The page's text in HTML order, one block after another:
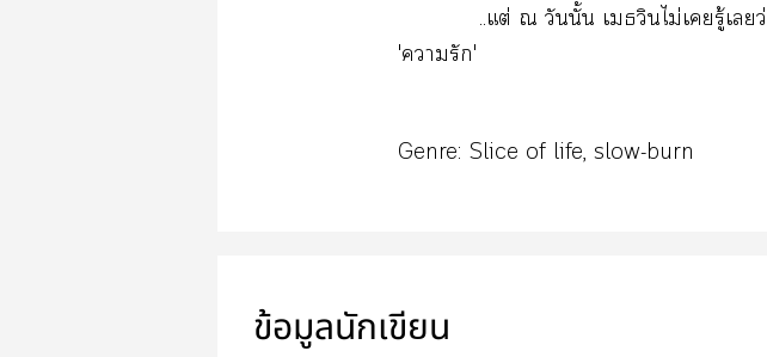
..แต่ ณ วันนั้น เวินไม่เรู้เ
'ารัก'
Genre: Slice of life, slow-burn
ข้อมูลนักเขียน